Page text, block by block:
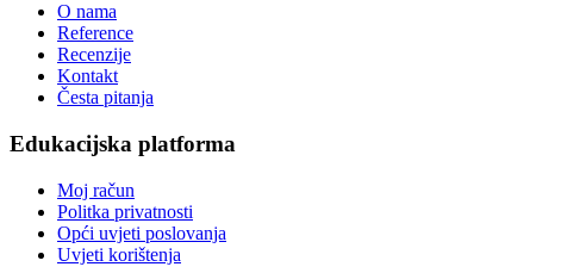
O nama
Reference
Recenzije
Kontakt
Česta pitanja
Edukacijska platforma
Moj račun
Politka privatnosti
Opći uvjeti poslovanja
Uvjeti korištenja